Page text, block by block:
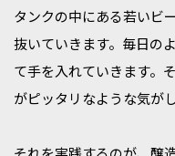
タンクの中にある若いビ
抜いていきます。毎日の
て手を入れていきます。
がピッタリなような気がし